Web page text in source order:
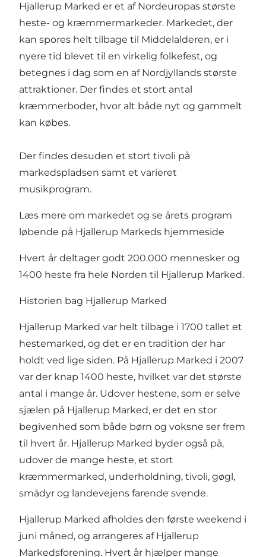
Hjallerup Marked er et af Nordeuropas største
heste- og kræmmermarkeder. Markedet, der
kan spores helt tilbage til Middelalderen, er i
nyere tid blevet til en virkelig folkefest, og
betegnes i dag som en af Nordjyllands største
attraktioner. Der findes et stort antal
kræmmerboder, hvor alt både nyt og gammelt
kan købes.
Der findes desuden et stort tivoli på
markedspladsen samt et varieret
musikprogram.
Læs mere om markedet og se årets program
løbende på Hjallerup Markeds hjemmeside
Hvert år deltager godt 200.000 mennesker og
1400 heste fra hele Norden til Hjallerup Marked.
Historien bag Hjallerup Marked
Hjallerup Marked var helt tilbage i 1700 tallet et
hestemarked, og det er en tradition der har
holdt ved lige siden. På Hjallerup Marked i 2007
var der knap 1400 heste, hvilket var det største
antal i mange år. Udover hestene, som er selve
sjælen på Hjallerup Marked, er det en stor
begivenhed som både børn og voksne ser frem
til hvert år. Hjallerup Marked byder også på,
udover de mange heste, et stort
kræmmermarked, underholdning, tivoli, gøgl,
smådyr og landevejens farende svende.
Hjallerup Marked afholdes den første weekend i
juni måned, og arrangeres af Hjallerup
Markedsforening. Hvert år hjælper mange